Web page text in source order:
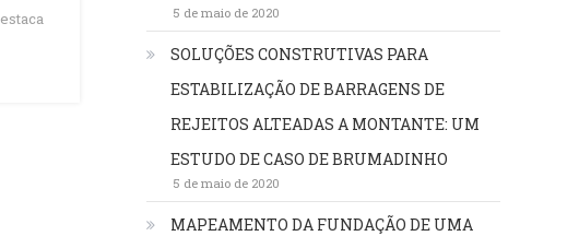
estaca
5 de maio de 2020
SOLUÇÕES CONSTRUTIVAS PARA
ESTABILIZAÇÃO DE BARRAGENS DE
REJEITOS ALTEADAS A MONTANTE: UM
ESTUDO DE CASO DE BRUMADINHO
5 de maio de 2020
MAPEAMENTO DA FUNDAÇÃO DE UMA